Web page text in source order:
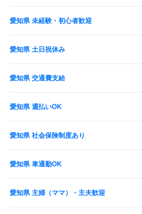
愛知県 未経験・初心者歓迎
愛知県 土日祝休み
愛知県 交通費支給
愛知県 週払いOK
愛知県 社会保険制度あり
愛知県 車通勤OK
愛知県 主婦（ママ）・主夫歓迎